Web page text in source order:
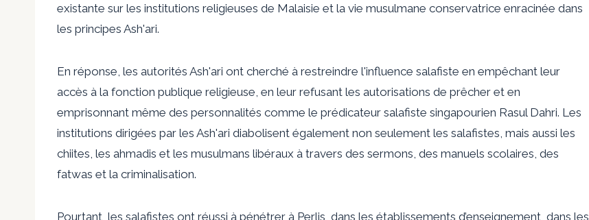
existante sur les institutions religieuses de Malaisie et la vie musulmane conservatrice enracinée dans
les principes Ash'ari.
En réponse, les autorités Ash'ari ont cherché à restreindre l'influence salafiste en empêchant leur
accès à la fonction publique religieuse, en leur refusant les autorisations de prêcher et en
emprisonnant même des personnalités comme le prédicateur salafiste singapourien Rasul Dahri. Les
institutions dirigées par les Ash'ari diabolisent également non seulement les salafistes, mais aussi les
chiites, les ahmadis et les musulmans libéraux à travers des sermons, des manuels scolaires, des
fatwas et la criminalisation.
Pourtant, les salafistes ont réussi à pénétrer à Perlis, dans les établissements d’enseignement, dans les